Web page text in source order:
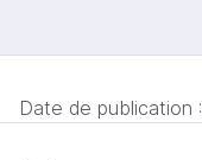
Date de publication :